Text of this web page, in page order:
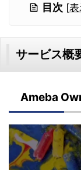
目次 [
サービス概
Ameba